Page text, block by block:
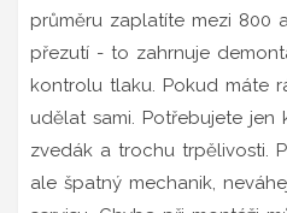
průměru zaplatíte mezi 800
přezutí - to zahrnuje
kontrolu tlaku. Pokud máte
udělat sami. Potřebujete jen
zvedák a trochu trpělivosti.
ale špatný mechanik,